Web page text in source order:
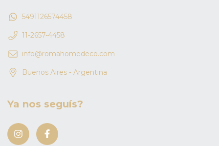
5491126574458
11-2657-4458
info@romahomedeco.com
Buenos Aires - Argentina
Ya nos seguís?